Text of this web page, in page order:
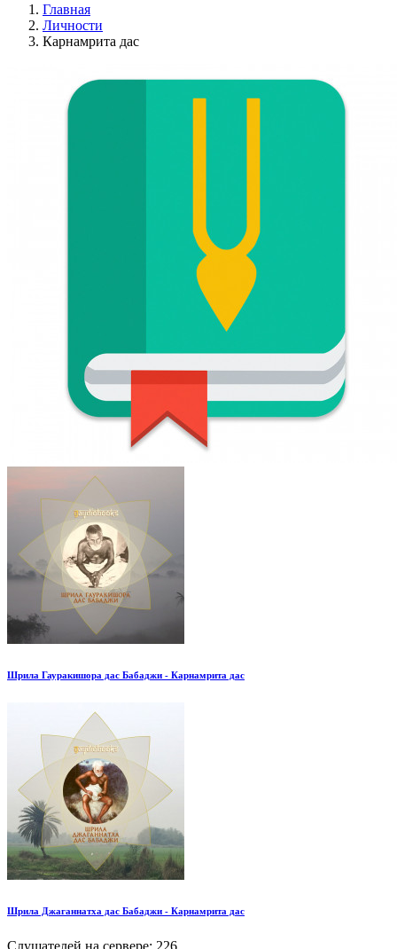
Главная
Личности
Карнамрита дас
Шрила Гауракишора дас Бабаджи - Карнамрита дас
Шрила Джаганнатха дас Бабаджи - Карнамрита дас
Слушателей на сервере: 226